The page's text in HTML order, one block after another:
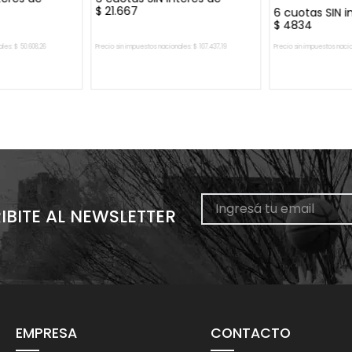
$ 50 608 ,26
$ 21.667
Precio sin impuestos nacionales: $ 107.437, 19
6 cuotas SIN
$ 4834
Precio sin impuestos
AL NEWSLETTER
EMPRESA CONTACTO